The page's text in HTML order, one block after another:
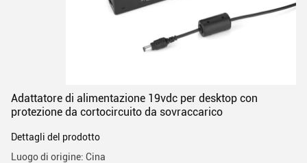
Adattatore di alimentazione 19vdc per desktop con
protezione da cortocircuito da sovraccarico
Dettagli del prodotto
Luogo di origine: Cina